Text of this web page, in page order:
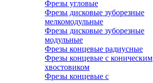
Фрезы угловые
Фрезы дисковые зуборезные
мелкомодульные
Фрезы дисковые зуборезные
модульные
Фрезы концевые радиусные
Фрезы концевые с коническим
хвостовиком
Фрезы концевые с